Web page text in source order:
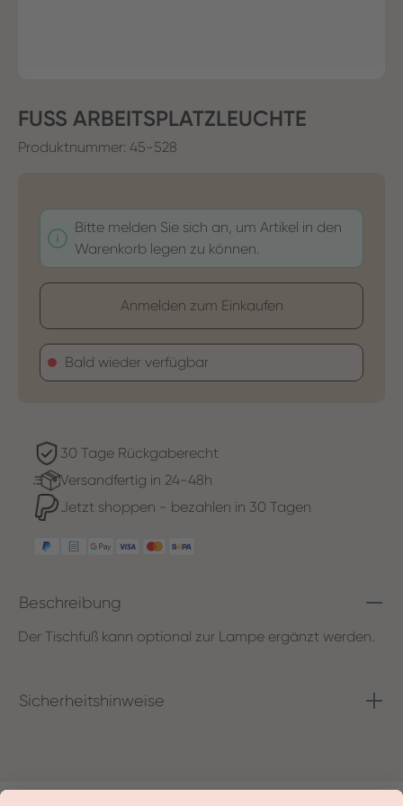
FUSS ARBEITSPLATZLEUCHTE
Produktnummer: 45-528
Bitte melden Sie sich an, um Artikel in den
Warenkorb legen zu können.
Anmelden zum Einkaufen
Bald wieder verfügbar
30 Tage Rückgaberecht
Versandfertig in 24-48h
Jetzt shoppen - bezahlen in 30 Tagen
Beschreibung
Der Tischfuß kann optional zur Lampe ergänzt werden.
Sicherheitshinweise